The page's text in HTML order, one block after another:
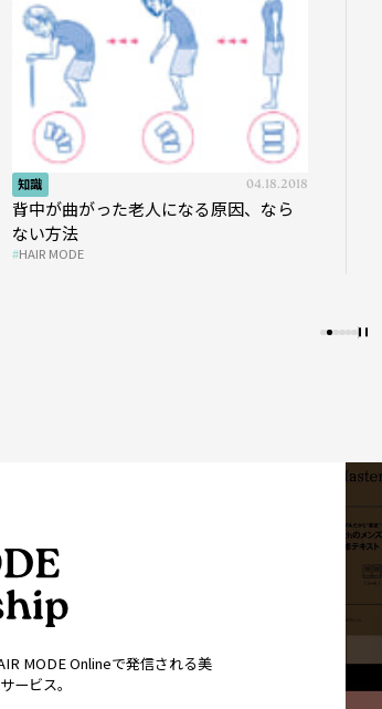
知識 04.18.2018
背中が曲がった老人になる原因、なら
ない方法
HAIR MODE
MODE Onlineで発信される美
ービス。